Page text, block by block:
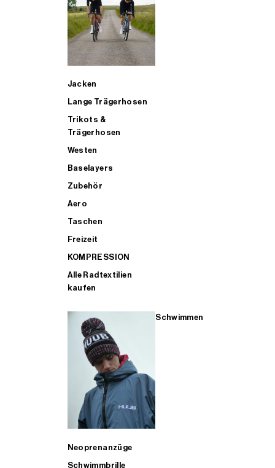
Jacken
Lange Trägerhosen
Trikots &
Trägerhosen
Westen
Baselayers
Zubehör
Aero
Taschen
Freizeit
KOMPRESSION
Alle Radtextilien
kaufen
Schwimmen
Neoprenanzüge
Schwimmbrille
ALLE TRIATHLONARTIKEL FÜR MÄNNER KAUFEN